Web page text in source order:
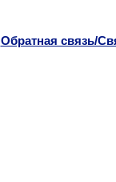
Обратная связь/